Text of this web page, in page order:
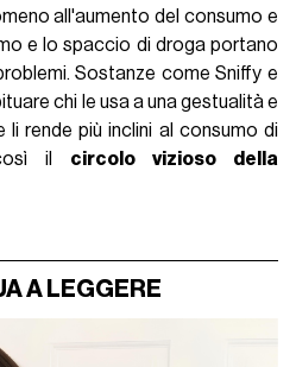
all'aumento del consumo e
e lo spaccio di droga portano
Sostanze come Sniffy e
chi le usa a una gestualità e
rende più inclini al consumo di
il circolo vizioso della
A LEGGERE